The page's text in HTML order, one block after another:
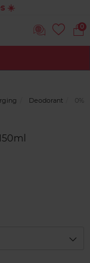
☀️
0
Deodorant 0%